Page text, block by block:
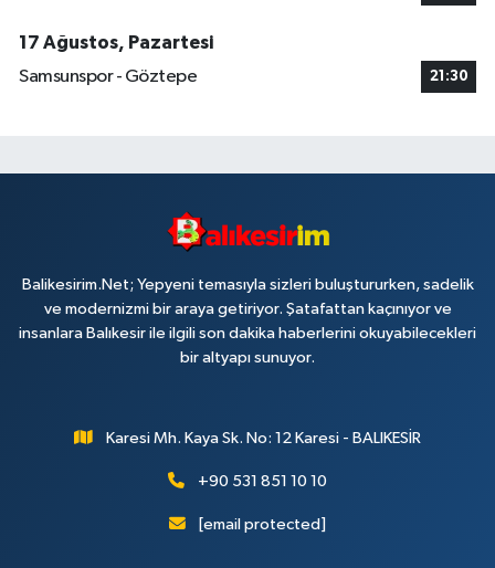
17 Ağustos, Pazartesi
Samsunspor - Göztepe
21:30
Balikesirim.Net; Yepyeni temasıyla sizleri buluştururken, sadelik
ve modernizmi bir araya getiriyor. Şatafattan kaçınıyor ve
insanlara Balıkesir ile ilgili son dakika haberlerini okuyabilecekleri
bir altyapı sunuyor.
Karesi Mh. Kaya Sk. No: 12 Karesi - BALIKESİR
+90 531 851 10 10
[email protected]